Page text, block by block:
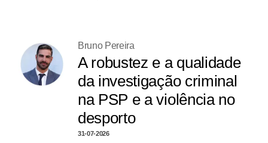
Bruno Pereira
A robustez e a qualidade
da investigação criminal
na PSP e a violência no
desporto
31-07-2026